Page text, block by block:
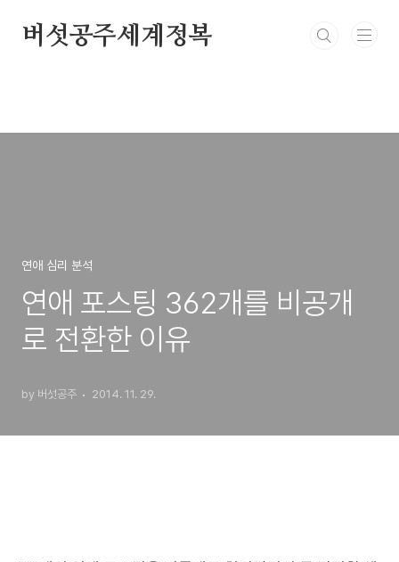
버섯공주세계정복
연애 심리 분석
연애 포스팅 362개를 비공개
로 전환한 이유
by 버섯공주 2014. 11. 29.